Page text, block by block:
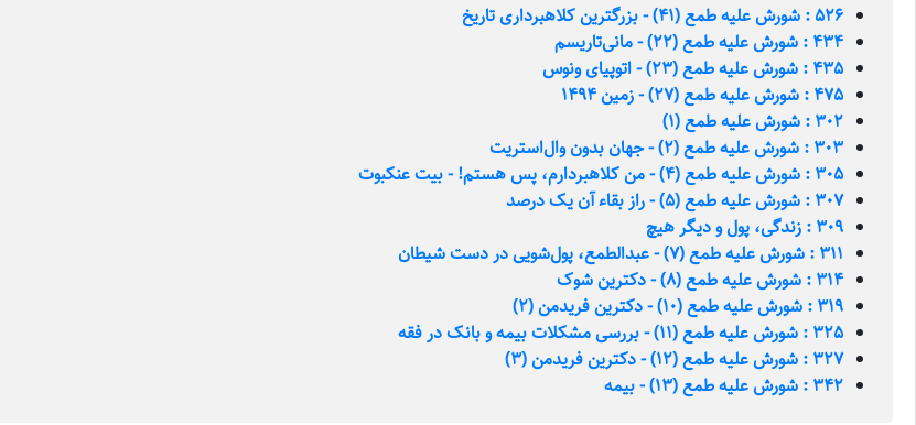
526 : شورش علیه طمع (41) - بزرگترین کلاهبرداری تاریخ
434 : شورش علیه طمع (22) - مانی‌تاریسم
435 : شورش علیه طمع (23) - اتوپیای ونوس
475 : شورش علیه طمع (27) - زمین 1494
302 : شورش علیه طمع (1)
303 : شورش علیه طمع (2) - جهان بدون وال‌استریت
305 : شورش علیه طمع (4) - من کلاهبردارم، پس هستم! - بیت عنکبوت
307 : شورش علیه طمع (5) - راز بقاء آن یک درصد
309 : زندگی، پول و دیگر هیچ
311 : شورش علیه طمع (7) - عبدالطمع، پول‌شویی در دست شیطان
314 : شورش علیه طمع (8) - دکترین شوک
319 : شورش علیه طمع (10) - دکترین فریدمن (2)
325 : شورش علیه طمع (11) - بررسی مشکلات بیمه و بانک در فقه
327 : شورش علیه طمع (12) - دکترین فریدمن (3)
342 : شورش علیه طمع (13) - بیمه